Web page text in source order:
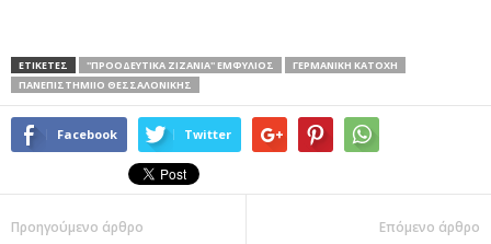
ΕΤΙΚΕΤΕΣ ''ΠΡΟΟΔΕΥΤΙΚΆ ΖΙΖΆΝΙΑ'' ΕΜΦΎΛΙΟΣ
ΓΕΡΜΑΝΙΚΉ ΚΑΤΟΧΉ
ΠΑΝΕΠΙΣΤΉΜΙΙΟ ΘΕΣΣΑΛΟΝΙΚΗΣ
Facebook Twitter
Προηγούμενο άρθρο Επόμενο άρθρο